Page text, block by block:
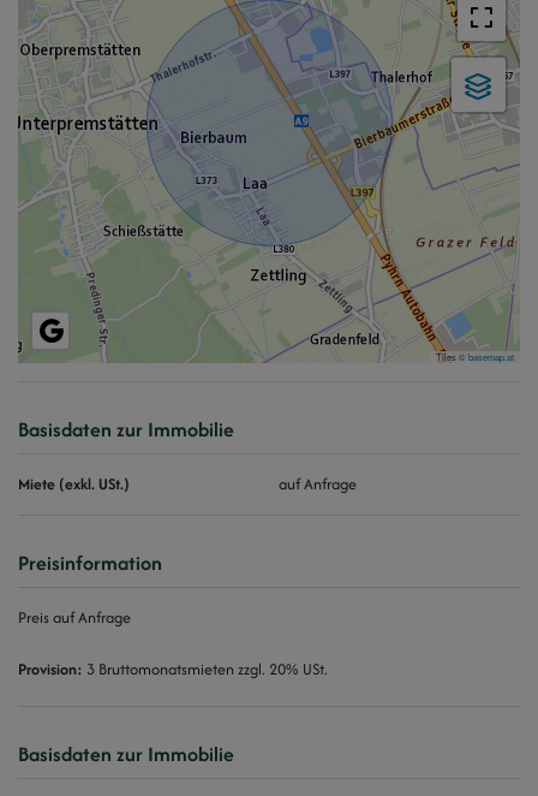
Tiles ©basemap.at
Basisdaten zur Immobilie
Miete (exkl. USt.) auf Anfrage
Preisinformation
Preis auf Anfrage
Provision: 3 Bruttomonatsmieten zzgl. 20% USt.
Basisdaten zur Immobilie